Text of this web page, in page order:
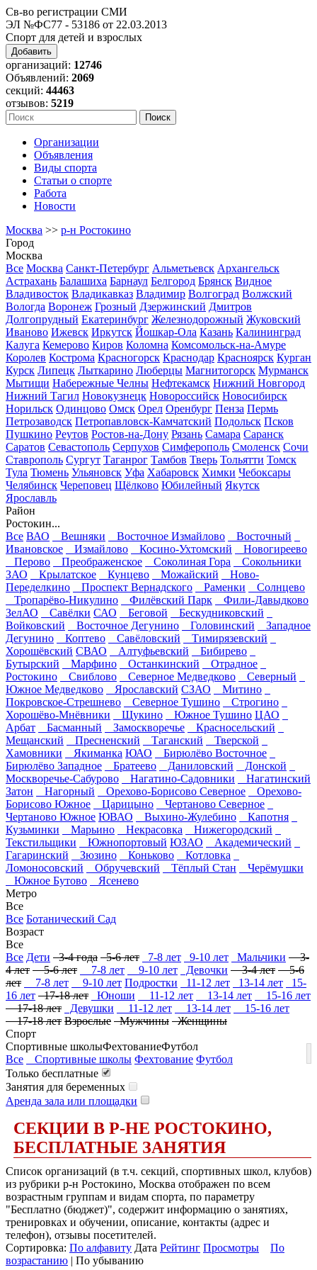
Св-во регистрации СМИ
ЭЛ №ФС77 - 53186 от 22.03.2013
Спорт для детей и взрослых
Добавить
организаций: 12746
Объявлений: 2069
секций: 44463
отзывов: 5219
Организации
Объявления
Виды спорта
Статьи о спорте
Работа
Новости
Москва >> р-н Ростокино
Город
Москва
Все Москва Санкт-Петербург Альметьевск Архангельск
Астрахань Балашиха Барнаул Белгород Брянск Видное
Владивосток Владикавказ Владимир Волгоград Волжский
Вологда Воронеж Грозный Дзержинский Дмитров
Долгопрудный Екатеринбург Железнодорожный Жуковский
Иваново Ижевск Иркутск Йошкар-Ола Казань Калининград
Калуга Кемерово Киров Коломна Комсомольск-на-Амуре
Королев Кострома Красногорск Краснодар Красноярск Курган
Курск Липецк Лыткарино Люберцы Магнитогорск Мурманск
Мытищи Набережные Челны Нефтекамск Нижний Новгород
Нижний Тагил Новокузнецк Новороссийск Новосибирск
Норильск Одинцово Омск Орел Оренбург Пенза Пермь
Петрозаводск Петропавловск-Камчатский Подольск Псков
Пушкино Реутов Ростов-на-Дону Рязань Самара Саранск
Саратов Севастополь Серпухов Симферополь Смоленск Сочи
Ставрополь Сургут Таганрог Тамбов Тверь Тольятти Томск
Тула Тюмень Ульяновск Уфа Хабаровск Химки Чебоксары
Челябинск Череповец Щёлково Юбилейный Якутск
Ярославль
Район
Ростокин...
Все ВАО Вешняки Восточное Измайлово
Восточный
Ивановское
Измайлово Косино-Ухтомский
Новогиреево
Перово
Преображенское Соколиная Гора
Сокольники
ЗАО
Крылатское Кунцево Можайский
Ново-
Переделкино
Проспект Вернадского Раменки
Солнцево
Тропарёво-Никулино
Филёвский Парк
Фили-Давыдково
ЗелАО
Савёлки САО Беговой
Бескудниковский
Войковский
Восточное Дегунино Головинский
Западное
Дегунино
Коптево Савёловский
Тимирязевский
Хорошёвский СВАО Алтуфьевский
Бибирево
Бутырский
Марфино Останкинский
Отрадное
Ростокино
Свиблово Северное Медведково
Северный
Южное Медведково
Ярославский СЗАО
Митино
Покровское-Стрешнево
Северное Тушино
Строгино
Хорошёво-Мнёвники
Щукино Южное Тушино ЦАО
Арбат
Басманный Замоскворечье
Красносельский
Мещанский
Пресненский Таганский
Тверской
Хамовники
Якиманка ЮАО
Бирюлёво Восточное
Бирюлёво Западное
Братеево Даниловский
Донской
Москворечье-Сабурово
Нагатино-Садовники
Нагатинский
Затон
Нагорный Орехово-Борисово Северное
Орехово-
Борисово Южное
Царицыно
Чертаново Северное
Чертаново Южное ЮВАО Выхино-Жулебино
Капотня
Кузьминки
Марьино Некрасовка
Нижегородский
Текстильщики
Южнопортовый ЮЗАО
Академический
Гагаринский
Зюзино Коньково
Котловка
Ломоносовский
Обручевский Тёплый Стан
Черёмушки
Южное Бутово
Ясенево
Метро
Все
Все Ботанический Сад
Возраст
Все
Все Дети 3-4 года 5-6 лет 7-8 лет 9-10 лет Мальчики 3-
4 лет 5-6 лет 7-8 лет 9-10 лет Девочки 3-4 лет 5-6
лет
7-8 лет 9-10 лет Подростки 11-12 лет 13-14 лет
15-
16 лет 17-18 лет Юноши 11-12 лет 13-14 лет
15-16 лет
17-18 лет
Девушки 11-12 лет 13-14 лет
15-16 лет
17-18 лет Взрослые Мужчины Женщины
Спорт
Спортивные школыФехтованиеФутбол
Все
Спортивные школы Фехтование Футбол
Только бесплатные
Занятия для беременных
Аренда зала или площадки
СЕКЦИИ В Р-НЕ РОСТОКИНО,
БЕСПЛАТНЫЕ ЗАНЯТИЯ
Список организаций (в т.ч. секций, спортивных школ, клубов)
из рубрики р-н Ростокино, Москва отображен по всем
возрастным группам и видам спорта, по параметру
"Бесплатно (бюджет)", содержит информацию о занятиях,
тренировках и обучении, описание, контакты (адрес и
телефон), отзывы посетителей.
Сортировка: По алфавиту Дата Рейтинг Просмотры
По
возрастанию | По убыванию